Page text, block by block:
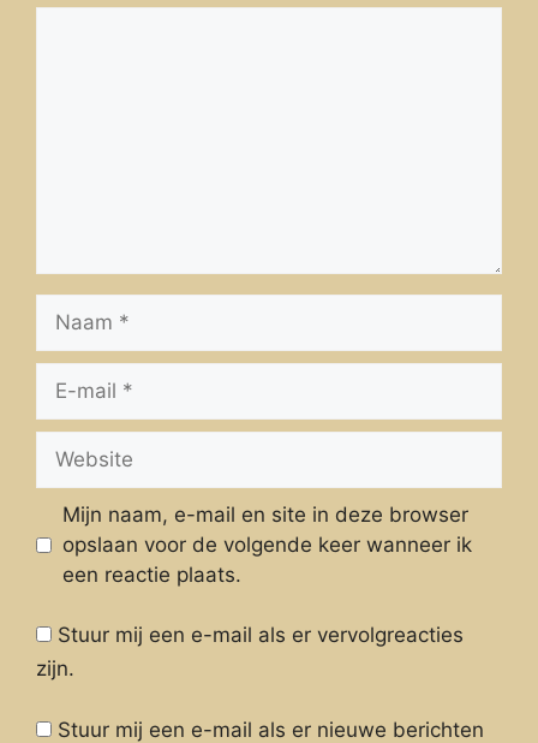
mail
Mijn naam, e-mail en site in deze browser
opslaan voor de volgende keer wanneer ik
een reactie plaats.
Stuur mij een e-mail als er vervolgreacties
zijn.
Stuur mij een e-mail als er nieuwe berichten